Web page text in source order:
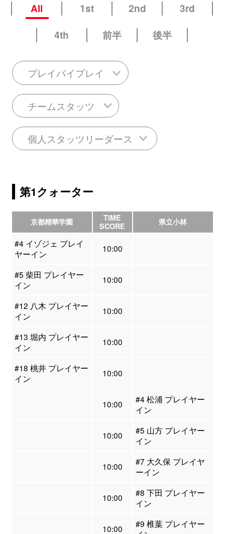
All 1st 2nd
3rd
4th
前半 後半
プレイバイプレイ
チームスタッツ
個人スタッツリーダース
第1クォーター
京都精華学園
TIME
SCORE
県立小林
#4 イゾジェ プレイ
ヤーイン
10:00
#5 柴田 プレイヤー
イン
10:00
#12 八木 プレイヤー
イン
10:00
#13 堀内 プレイヤー
イン
10:00
#18 桃井 プレイヤー
イン
10:00
10:00
#4 松浦 プレイヤー
イン
10:00
#5 山方 プレイヤー
イン
10:00
#7 大久保 プレイヤ
ーイン
10:00
#8 下田 プレイヤー
イン
10:00
#9 椎葉 プレイヤー